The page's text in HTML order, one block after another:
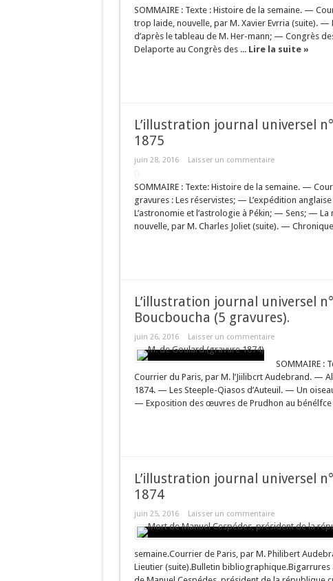
SOMMAIRE : Texte : Histoire de la semaine. —
trop laide, nouvelle, par M. Xavier Evrria (suite).
d’après le tableau de M. Her-mann; — Congrès
Delaporte au Congrès des ... Lire la suite »
L’illustration journal universel
1875
juin 28, 2016 Laisser un commentaire
SOMMAIRE : Texte: Histoire de la semaine. —
gravures : Les réservistes; — L’expédition
L’astronomie et l’astrologie à Pékin; — Sens; —
nouvelle, par M. Charles Joliet (suite). —
L’illustration journal universel
Boucboucha (5 gravures).
juin 26, 2016 Laisser un commentaire
SOMMAIRE :
Courrier du Paris, par M. l’Jiilibcrt Audebrand. —
1874. — Les Steeple-Qiasos d’Auteuil. — Un
— Exposition des œuvres de Prudhon au bénélfce
L’illustration journal universel
1874
juin 25, 2016 Laisser un commentaire
semaine.Courrier de Paris, par M. Philibert
Lieutier (suite).Bulletin